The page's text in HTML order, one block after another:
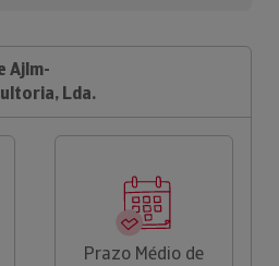
Ajlm-
Lda.
Prazo Médio de